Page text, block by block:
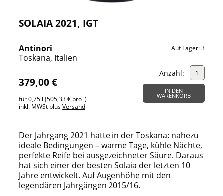
SOLAIA 2021, IGT
Antinori
Toskana, Italien
379,00 €
für 0,75 l (505,33 € pro l)
inkl. MWSt plusVersand
Auf Lager:3
Anzahl:
IN DEN
WARENKORB
Der Jahrgang 2021 hatte in der Toskana: nahezu
ideale Bedingungen – warme Tage, kühle Nächte,
perfekte Reife bei ausgezeichneter Säure. Daraus
hat sich einer der besten Solaia der letzten 10
Jahre entwickelt. Auf Augenhöhe mit den
legendären Jahrgängen 2015/16.